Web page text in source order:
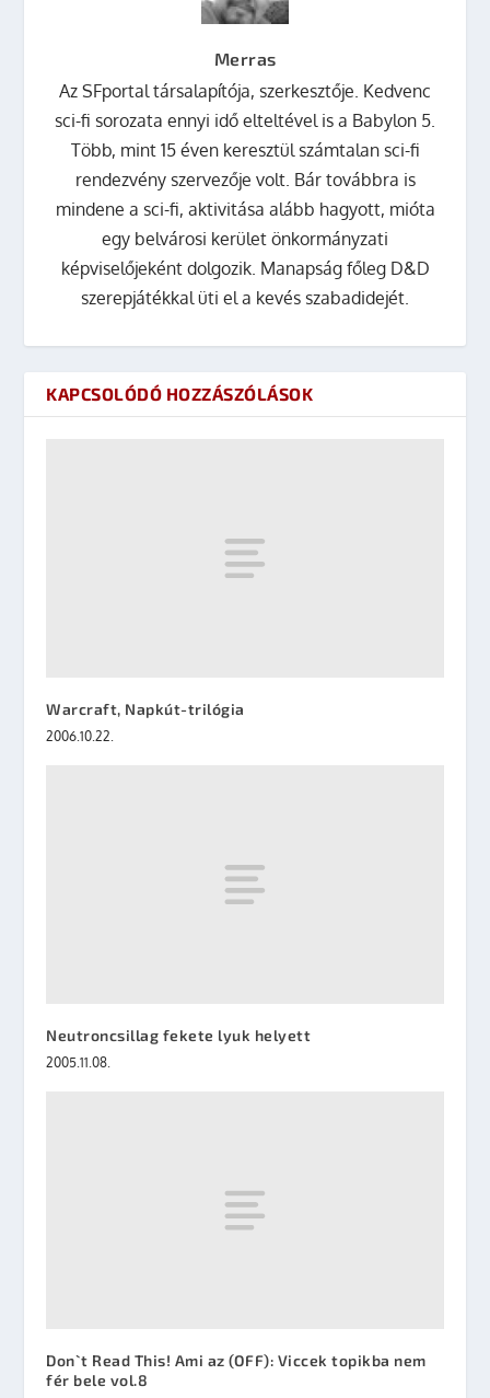
Merras
Az SFportal társalapítója, szerkesztője. Kedvenc
sci-fi sorozata ennyi idő elteltével is a Babylon 5.
Több, mint 15 éven keresztül számtalan sci-fi
rendezvény szervezője volt. Bár továbbra is
mindene a sci-fi, aktivitása alább hagyott, mióta
egy belvárosi kerület önkormányzati
képviselőjeként dolgozik. Manapság főleg D&D
szerepjátékkal üti el a kevés szabadidejét.
KAPCSOLÓDÓ HOZZÁSZÓLÁSOK
Warcraft, Napkút-trilógia
2006.10.22.
Neutroncsillag fekete lyuk helyett
2005.11.08.
Don`t Read This! Ami az (OFF): Viccek topikba nem
fér bele vol.8